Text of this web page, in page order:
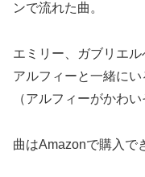
ンで流れた曲。
エミリー、ガブリエ
アルフィーと一緒にい
（アルフィーがかわ
曲はAmazonで購入で